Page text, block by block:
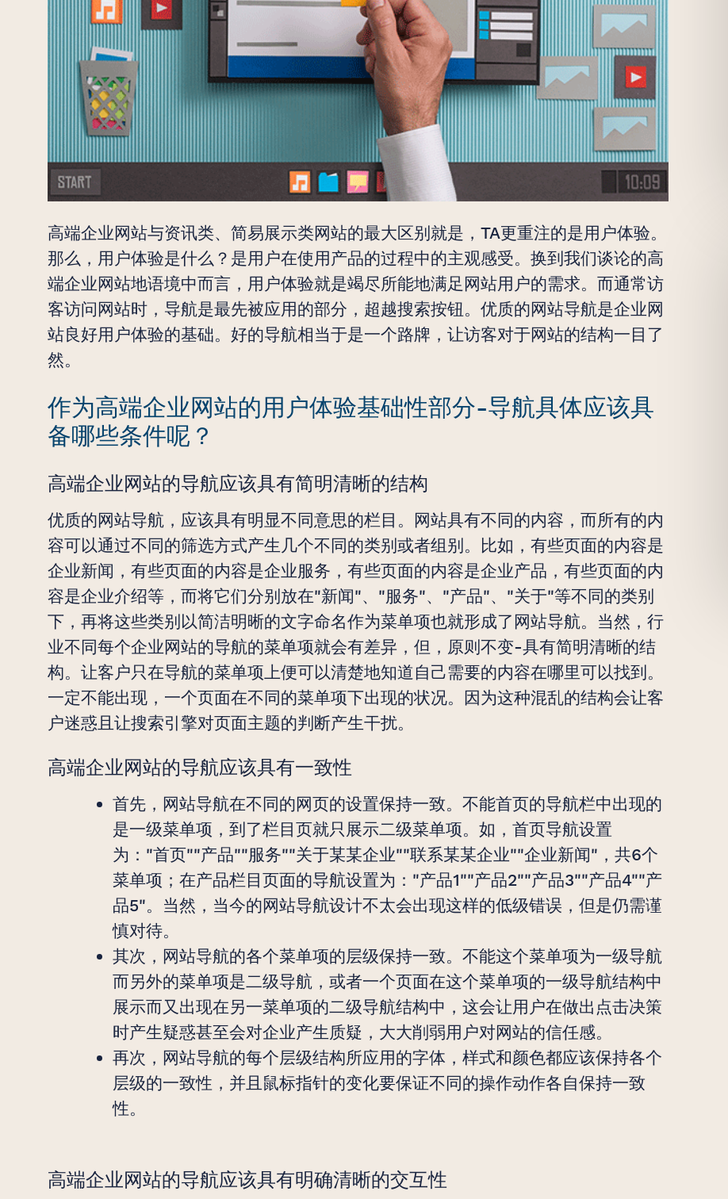
高端企业网站与资讯类、简易展示类网站的最大区别就是，TA更重注的是用户体验。
那么，用户体验是什么？是用户在使用产品的过程中的主观感受。换到我们谈论的高
端企业网站地语境中而言，用户体验就是竭尽所能地满足网站用户的需求。而通常访
客访问网站时，导航是最先被应用的部分，超越搜索按钮。优质的网站导航是企业网
站良好用户体验的基础。好的导航相当于是一个路牌，让访客对于网站的结构一目了
然。
作为高端企业网站的用户体验基础性部分-导航具体应该具
备哪些条件呢？
高端企业网站的导航应该具有简明清晰的结构
优质的网站导航，应该具有明显不同意思的栏目。网站具有不同的内容，而所有的内
容可以通过不同的筛选方式产生几个不同的类别或者组别。比如，有些页面的内容是
企业新闻，有些页面的内容是企业服务，有些页面的内容是企业产品，有些页面的内
容是企业介绍等，而将它们分别放在"新闻"、"服务"、"产品"、"关于"等不同的类别
下，再将这些类别以简洁明晰的文字命名作为菜单项也就形成了网站导航。当然，行
业不同每个企业网站的导航的菜单项就会有差异，但，原则不变-具有简明清晰的结
构。让客户只在导航的菜单项上便可以清楚地知道自己需要的内容在哪里可以找到。
一定不能出现，一个页面在不同的菜单项下出现的状况。因为这种混乱的结构会让客
户迷惑且让搜索引擎对页面主题的判断产生干扰。
高端企业网站的导航应该具有一致性
首先，网站导航在不同的网页的设置保持一致。不能首页的导航栏中出现的
是一级菜单项，到了栏目页就只展示二级菜单项。如，首页导航设置
为："首页""产品""服务""关于某某企业""联系某某企业""企业新闻"，共6个
菜单项；在产品栏目页面的导航设置为："产品1""产品2""产品3""产品4""产
品5"。当然，当今的网站导航设计不太会出现这样的低级错误，但是仍需谨
慎对待。
其次，网站导航的各个菜单项的层级保持一致。不能这个菜单项为一级导航
而另外的菜单项是二级导航，或者一个页面在这个菜单项的一级导航结构中
展示而又出现在另一菜单项的二级导航结构中，这会让用户在做出点击决策
时产生疑惑甚至会对企业产生质疑，大大削弱用户对网站的信任感。
再次，网站导航的每个层级结构所应用的字体，样式和颜色都应该保持各个
层级的一致性，并且鼠标指针的变化要保证不同的操作动作各自保持一致
性。
高端企业网站的导航应该具有明确清晰的交互性